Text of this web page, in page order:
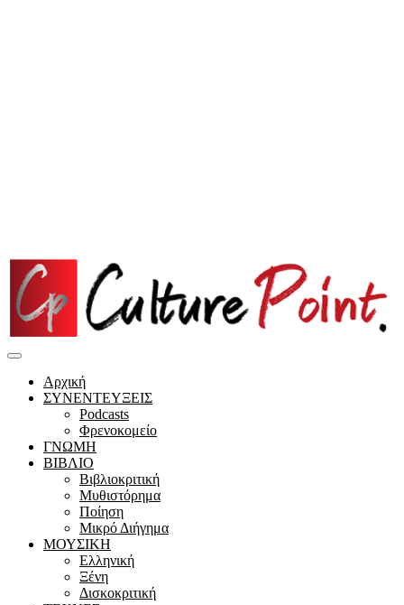
Αρχική
ΣΥΝΕΝΤΕΥΞΕΙΣ
Podcasts
Φρενοκομείο
ΓΝΩΜΗ
ΒΙΒΛΙΟ
Βιβλιοκριτική
Μυθιστόρημα
Ποίηση
Μικρό Διήγημα
ΜΟΥΣΙΚΗ
Ελληνική
Ξένη
Δισκοκριτική